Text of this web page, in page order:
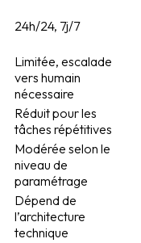
24h/24, 7j/7
Limitée, escalade
vers humain
nécessaire
Réduit pour les
tâches répétitives
Modérée selon le
niveau de
paramétrage
Dépend de
l’architecture
technique